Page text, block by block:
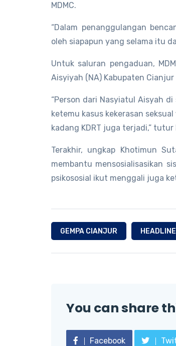
MDMC.
“Dalam penanggulangan
oleh siapapun yang selama itu
Untuk saluran pengaduan,
Aisyiyah (NA) Kabupaten
“Person dari Nasyiatul Aisyah
ketemu kasus kekerasan
kadang KDRT juga terjadi,” tutur
Terakhir, ungkap Khotimun
membantu mensosialisasikan
psikososial ikut menggali juga
GEMPA CIANJUR HEADLINE
You can share
Facebook